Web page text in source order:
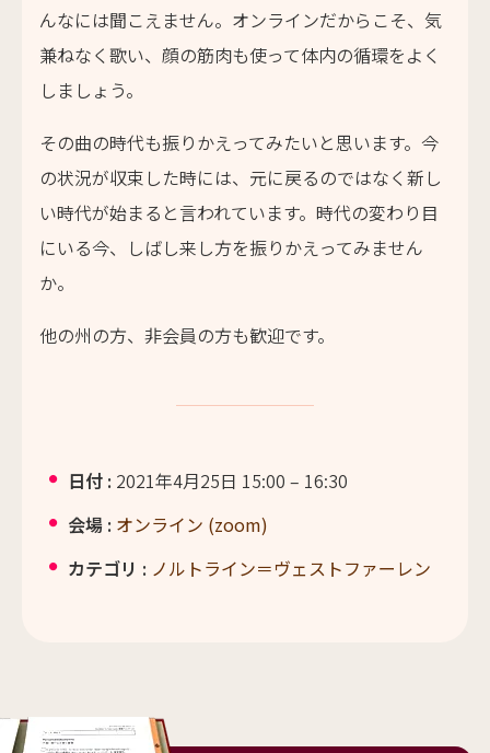
んなには聞こえません。オンラインだからこそ、気
兼ねなく歌い、顔の筋肉も使って体内の循環をよく
しましょう。
その曲の時代も振りかえってみたいと思います。今
の状況が収束した時には、元に戻るのではなく新し
い時代が始まると言われています。時代の変わり目
にいる今、しばし来し方を振りかえってみません
か。
他の州の方、非会員の方も歓迎です。
日付 : 2021年4月25日 15:00 – 16:30
会場 : オンライン (zoom)
カテゴリ : ノルトライン＝ヴェストファーレン